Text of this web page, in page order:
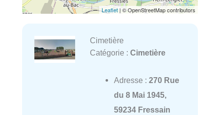
Leaflet| © OpenStreetMap contributors
Cimetière
Catégorie : Cimetière
Adresse : 270 Rue
du 8 Mai 1945,
59234 Fressain